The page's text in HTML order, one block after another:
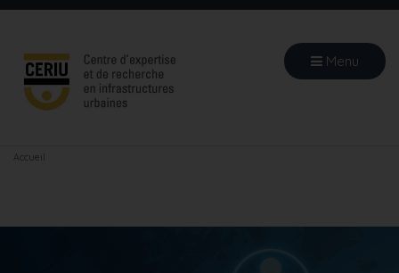
Aller
principal
Menu
Accueil